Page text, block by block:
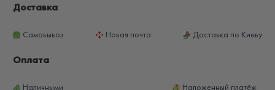
Доставка
Самовывоз Новая почта Доставка по Киеву
Оплата
Наличными
Наложенный платёж